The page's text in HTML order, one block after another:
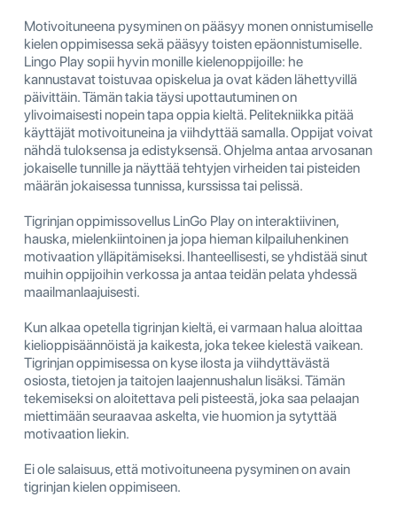
Motivoituneena pysyminen on pääsyy monen onnistumiselle
kielen oppimisessa sekä pääsyy toisten epäonnistumiselle.
Lingo Play sopii hyvin monille kielenoppijoille: he
kannustavat toistuvaa opiskelua ja ovat käden lähettyvillä
päivittäin. Tämän takia täysi upottautuminen on
ylivoimaisesti nopein tapa oppia kieltä. Pelitekniikka pitää
käyttäjät motivoituneina ja viihdyttää samalla. Oppijat voivat
nähdä tuloksensa ja edistyksensä. Ohjelma antaa arvosanan
jokaiselle tunnille ja näyttää tehtyjen virheiden tai pisteiden
määrän jokaisessa tunnissa, kurssissa tai pelissä.
Tigrinjan oppimissovellus LinGo Play on interaktiivinen,
hauska, mielenkiintoinen ja jopa hieman kilpailuhenkinen
motivaation ylläpitämiseksi. Ihanteellisesti, se yhdistää sinut
muihin oppijoihin verkossa ja antaa teidän pelata yhdessä
maailmanlaajuisesti.
Kun alkaa opetella tigrinjan kieltä, ei varmaan halua aloittaa
kielioppisäännöistä ja kaikesta, joka tekee kielestä vaikean.
Tigrinjan oppimisessa on kyse ilosta ja viihdyttävästä
osiosta, tietojen ja taitojen laajennushalun lisäksi. Tämän
tekemiseksi on aloitettava peli pisteestä, joka saa pelaajan
miettimään seuraavaa askelta, vie huomion ja sytyttää
motivaation liekin.
Ei ole salaisuus, että motivoituneena pysyminen on avain
tigrinjan kielen oppimiseen.